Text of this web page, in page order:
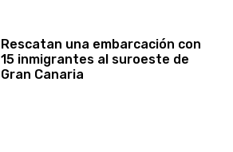
Rescatan una embarcación con
15 inmigrantes al suroeste de
Gran Canaria